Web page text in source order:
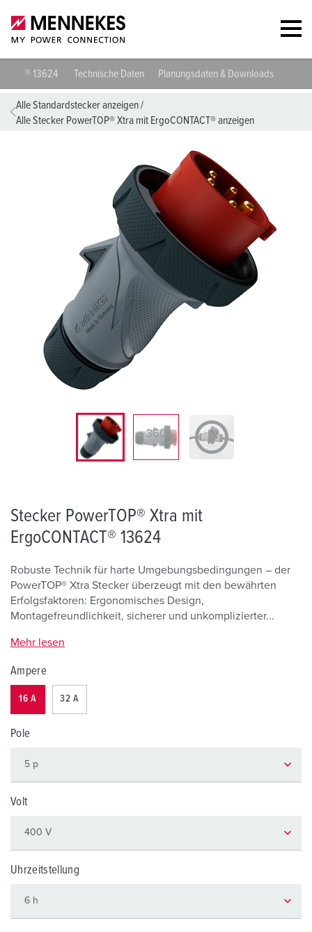
Stecker PowerTOP® Xtra mit ErgoCONTACT® 13624 Technische
Alle Standardstecker anzeigen/
Alle Stecker PowerTOP® Xtra mit ErgoCONTACT® anzeigen
Stecker PowerTOP® Xtra mit
ErgoCONTACT® 13624
Robuste Technik für harte Umgebungsbedingungen – der
PowerTOP® Xtra Stecker überzeugt mit den bewährten
Erfolgsfaktoren: Ergonomisches Design,
Montagefreundlichkeit, sicherer und unkomplizierter...
Mehr lesen
Ampere
16 A 32 A
Pole
Volt
Uhrzeitstellung